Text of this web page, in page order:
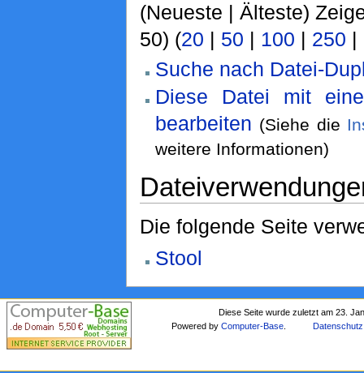
(Neueste | Älteste)
50) (20 | 50 | 100 | 250 |
Suche nach Datei-
Diese Datei mit
bearbeiten (Siehe die
weitere Informationen)
Die folgende Seite
Stool
Diese Seite wurde zuletzt am 23.
Powered byComputer-Base Datenschutz